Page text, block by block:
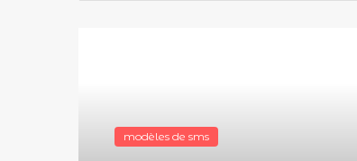
modèles de sms